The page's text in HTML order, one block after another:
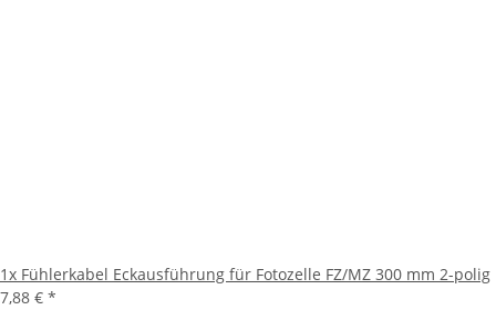
1x Fühlerkabel Eckausführung für Fotozelle FZ/MZ 300 mm 2-polig
7,88 € *